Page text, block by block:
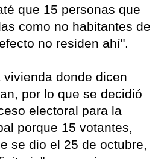
que 15 personas que
como no habitantes de
no residen ahí".
donde dicen
por lo que se decidió
electoral para la
porque 15 votantes,
se dio el 25 de octubre,